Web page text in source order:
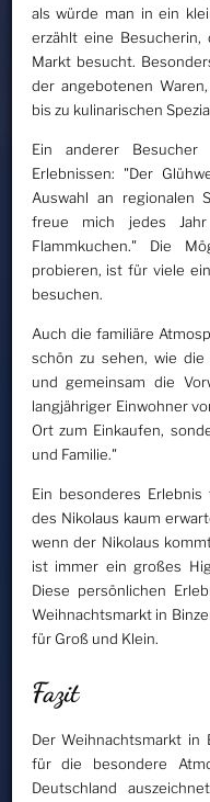
als würde man in ein
erzählt eine
Markt besucht.
der angebotenen
bis zu kulinarischen
Ein anderer Besucher
Erlebnissen: "Der
Auswahl an regionalen
freue mich jedes
Flammkuchen." Die
probieren, ist für viele
besuchen.
Auch die familiäre
schön zu sehen, wie die
und gemeinsam die
langjähriger Einwohner
Ort zum Einkaufen,
und Familie."
Ein besonderes
des Nikolaus kaum
wenn der Nikolaus
ist immer ein großes
Diese persönlichen
Weihnachtsmarkt in
für Groß und Klein.
Fazit
Der Weihnachtsmarkt in
für die besondere
Deutschland